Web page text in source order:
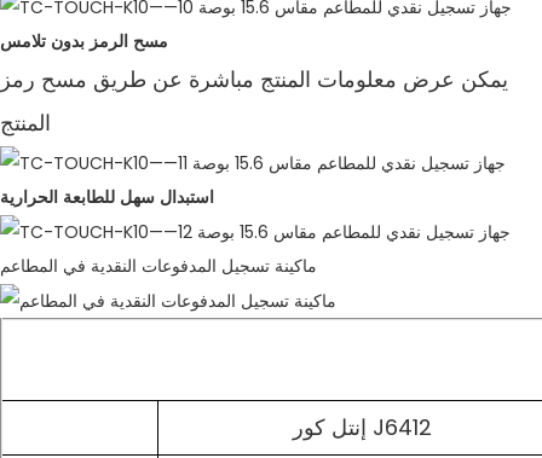
مسح الرمز بدون تلامس
يمكن عرض معلومات المنتج مباشرة عن طريق مسح رمز
المنتج
استبدال سهل للطابعة الحرارية
ماكينة تسجيل المدفوعات النقدية في المطاعم
إنتل كور J6412